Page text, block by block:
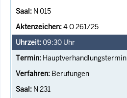
N 015
4 O 261/25
09:30 Uhr
Hauptverhandlungstermin
Berufungen
N 231